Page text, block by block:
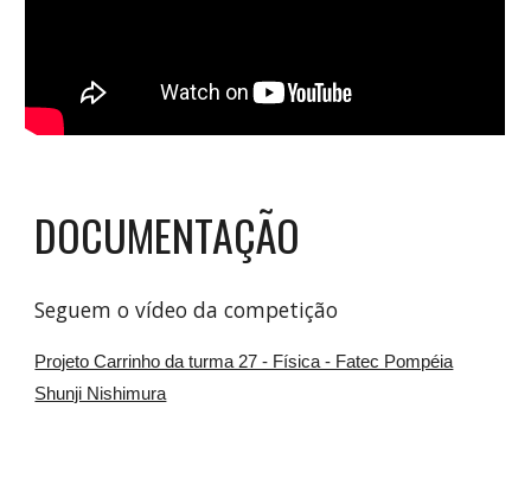
DOCUMENTAÇÃO
Seguem o vídeo da competição
Projeto Carrinho da turma 27 - Física - Fatec Pompéia
Shunji Nishimura